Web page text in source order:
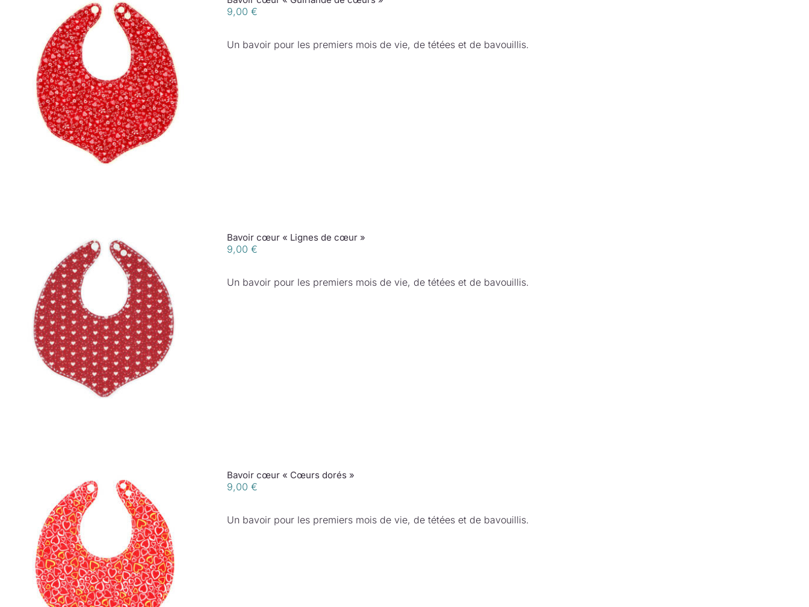
9,00 €
Un bavoir pour les premiers mois de vie, de tétées et de bavouillis.
Bavoir cœur « Lignes de cœur »
9,00 €
Un bavoir pour les premiers mois de vie, de tétées et de bavouillis.
Bavoir cœur « Cœurs dorés »
9,00 €
Un bavoir pour les premiers mois de vie, de tétées et de bavouillis.